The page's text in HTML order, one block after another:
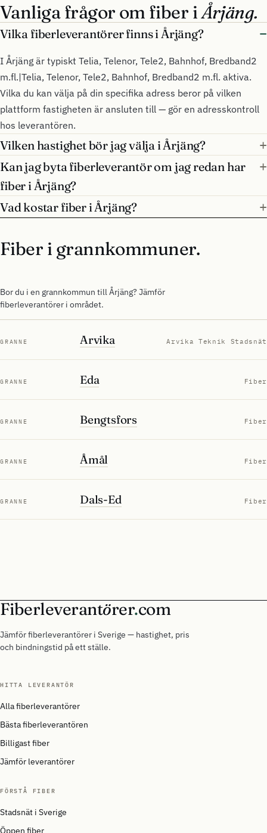
Vanliga frågor om fiber iÅrjäng.
Vilka fiberleverantörer finns i Årjäng?
I Årjäng är typiskt Telia, Telenor, Tele2, Bahnhof, Bredband2
m.fl.|Telia, Telenor, Tele2, Bahnhof, Bredband2 m.fl. aktiva.
Vilka du kan välja på din specifika adress beror på vilken
plattform fastigheten är ansluten till — gör en adresskontroll
hos leverantören.
Vilken hastighet bör jag välja i Årjäng?
Kan jag byta fiberleverantör om jag redan har
fiber i Årjäng?
Vad kostar fiber i Årjäng?
Fiber i grannkommuner.
Bor du i en grannkommun till Årjäng? Jämför
fiberleverantörer i området.
GRANNE Arvika Arvika Teknik Stadsnät
GRANNE Eda Fiber
GRANNE Bengtsfors Fiber
GRANNE Åmål Fiber
GRANNE Dals-Ed Fiber
Fiberleverantörer.com
Jämför fiberleverantörer i Sverige — hastighet, pris
och bindningstid på ett ställe.
HITTA LEVERANTÖR
Alla fiberleverantörer
Bästa fiberleverantören
Billigast fiber
Jämför leverantörer
FÖRSTÅ FIBER
Stadsnät i Sverige